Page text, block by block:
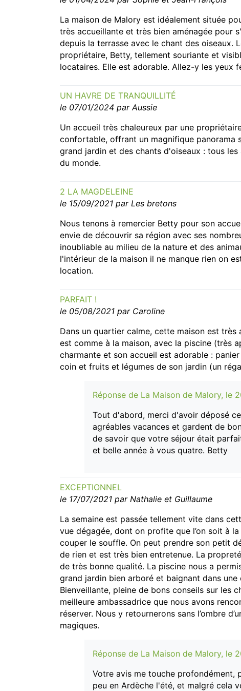
La maison de Malory est idéalement située
très accueillante et très bien aménagée pour
depuis la terrasse avec le chant des oiseaux.
propriétaire, Betty, tellement souriante et
locataires. Elle est adorable. Allez-y les yeux
UN HAVRE DE TRANQUILLITÉ
le 07/01/2024 par Aussie
Un accueil très chaleureux par une
confortable, offrant un magnifique panorama
grand jardin et des chants d'oiseaux : tous
du monde.
2 LA MAGDELEINE
le 15/09/2021 par Les bretons
Nous tenons à remercier Betty pour son
envie de découvrir sa région avec ses
inoubliable au milieu de la nature et des
l'intérieur de la maison il ne manque rien on
location.
PARFAIT !
le 05/08/2021 par Caroline
Dans un quartier calme, cette maison est
est comme à la maison, avec la piscine (très
charmante et son accueil est adorable :
coin et fruits et légumes de son jardin (un
Réponse de La Maison de Malory, le
Tout d'abord, merci d'avoir déposé
agréables vacances et gardent de
de savoir que votre séjour était
et belle année à vous quatre. Betty
EXCEPTIONNEL
le 17/07/2021 par Nathalie et Guillaume
La semaine est passée tellement vite dans
vue dégagée, dont on profite que l’on soit à
couper le souffle. On peut prendre son petit
de rien et est très bien entretenue. La
de très bonne qualité. La piscine nous a
grand jardin bien arboré et baignant dans une
Bienveillante, pleine de bons conseils sur les
meilleure ambassadrice que nous avons
réserver. Nous y retournerons sans l’ombre
magiques.
Réponse de La Maison de Malory, le
Votre avis me touche profondément,
peu en Ardèche l'été, et malgré cela